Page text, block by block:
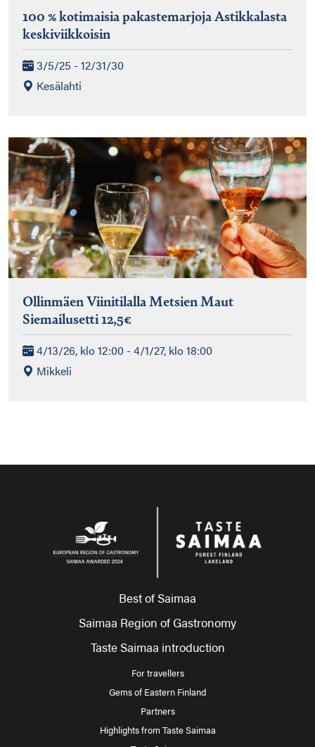
100 % kotimaisia pakastemarjoja Astikkalasta
keskiviikkoisin
3/5/25 - 12/31/30
Kesälahti
Ollinmäen Viinitilalla Metsien Maut
Siemailusetti 12,5€
4/13/26, klo 12:00 - 4/1/27, klo 18:00
Mikkeli
Best of Saimaa
Saimaa Region of Gastronomy
Taste Saimaa introduction
For travellers
Gems of Eastern Finland
Partners
Highlights from Taste Saimaa